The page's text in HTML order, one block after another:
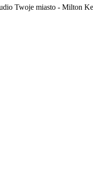
Twoje miasto - Milton